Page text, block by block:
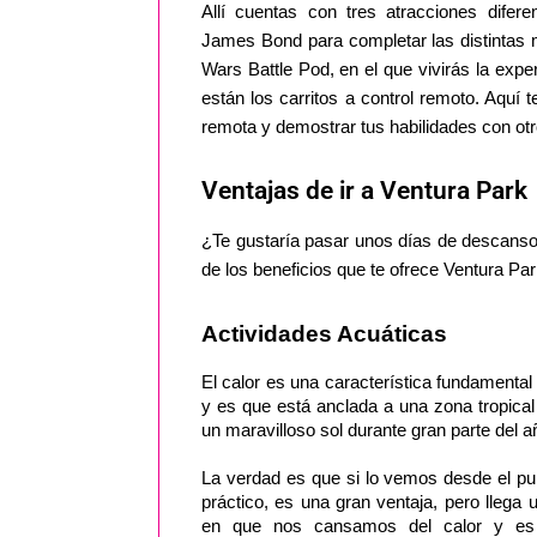
Allí cuentas con tres atracciones
James Bond para completar las distintas
Wars Battle Pod, en el que vivirás la
están los carritos a control remoto. Aquí
remota y demostrar tus habilidades con
Ventajas de ir a Ventura Park
¿Te gustaría pasar unos días de
de los beneficios que te ofrece Ventura
Actividades Acuáticas
El calor es una característica
y es que está anclada a una zona tropical
un maravilloso sol durante gran parte del
La verdad es que si lo vemos desde el
práctico, es una gran ventaja, pero llega
en que nos cansamos del calor y